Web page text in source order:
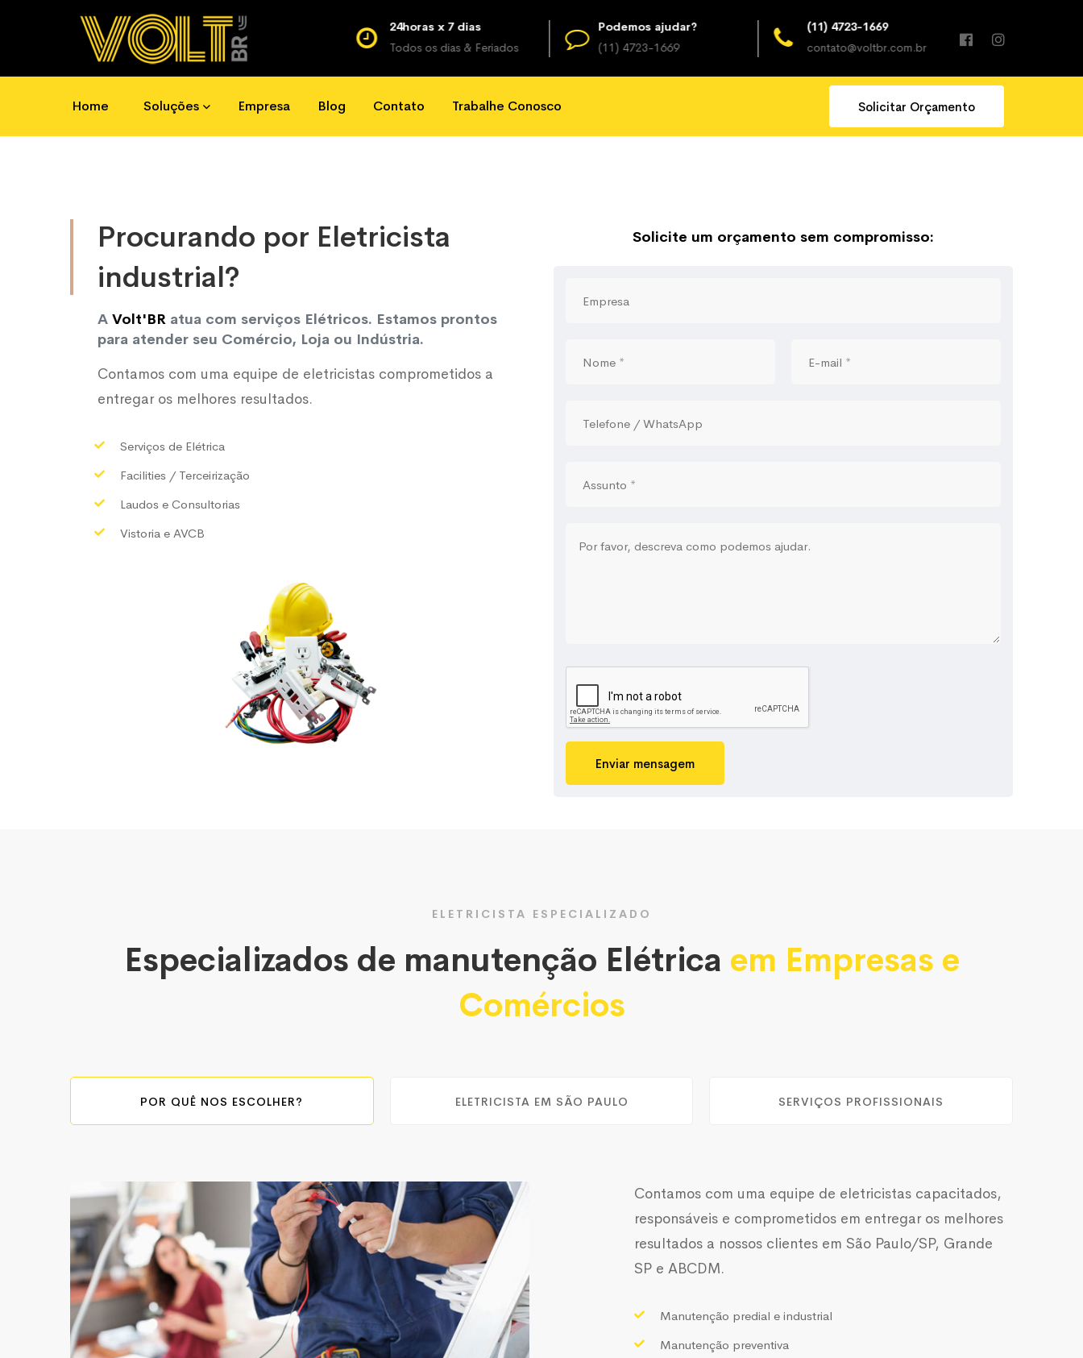
(11) 4723-1669
contato@voltbr.com.br
24horas x 7 dias
Todos os dias & Feriados
Podemos ajudar?
(11) 4723-1669
(11) 4723-1669
contato@voltbr.com.br
Home Soluções Empresa Blog Contato Trabalhe Conosco Solicitar Orçamento
Procurando por Eletricista
industrial?
A Volt'BR atua com serviços Elétricos. Estamos prontos
para atender seu Comércio, Loja ou Indústria.
Contamos com uma equipe de eletricistas comprometidos a
entregar os melhores resultados.
Serviços de Elétrica
Facilities / Terceirização
Laudos e Consultorias
Vistoria e AVCB
Solicite um orçamento sem compromisso:
Enviar mensagem
ELETRICISTA ESPECIALIZADO
Especializados de manutenção Elétrica em Empresas e
Comércios
POR QUÊ NOS ESCOLHER? ELETRICISTA EM SÃO PAULO SERVIÇOS PROFISSIONAIS
Contamos com uma equipe de eletricistas capacitados,
responsáveis e comprometidos em entregar os melhores
resultados a nossos clientes em São Paulo/SP, Grande
SP e ABCDM.
Manutenção predial e industrial
Manutenção preventiva